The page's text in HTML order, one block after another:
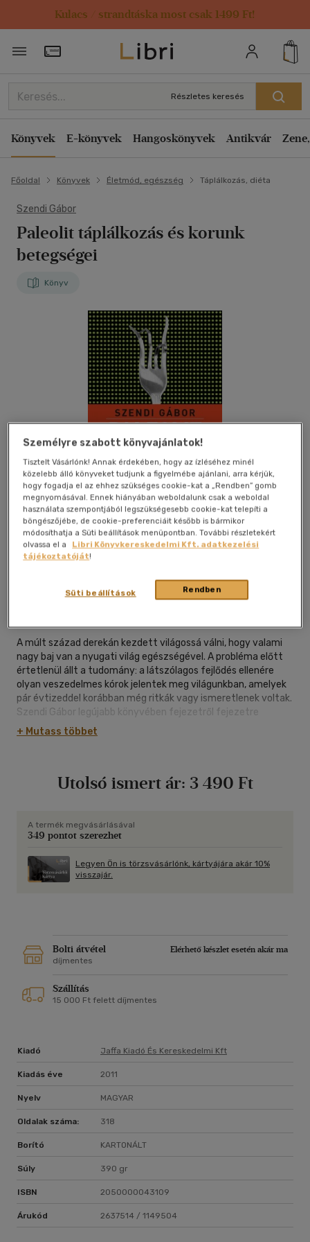
Kulacs / strandtáska most csak 1499 Ft!
Törzsvásárlói Kártya adatai
Részletes keresés
Könyvek E-könyvek Hangoskönyvek Antikvár
Főoldal Könyvek Életmód, egészség Táplálkozás, diéta
Szendi Gábor
Paleolit táplálkozás és korunk
betegségei
Könyv
Kívánságlistához adom Megosztom
Jaffa Kiadó És Kereskedelmi Kft|2011|magyar nyelvű
A múlt század derekán kezdett világossá válni, hogy valami
nagy baj van a nyugati világ egészségével. A probléma előtt
értetlenül állt a tudomány: a látszólagos fejlődés ellenére
olyan veszedelmes kórok jelentek meg világunkban, amelyek
pár évtizeddel korábban még ritkák vagy ismeretlenek voltak.
Szendi Gábor legújabb könyvében fejezetről fejezetre
bontakoznak ki a nyugati civilizáció és egyes betegségek
összefüggései. Ezek a bajok oly réginek tűnnek, hogy
kutatva szinte kivétel nélkül azt tapasztaljuk, hogy
újszerű felismerései teljesen átrendezik az emberről alkotott
képünket: merőben új betegségelméletük érthetővé és
Szendi Gábor e tudományos eredményekre támaszkodva
állítja: mivel a betegségek keletkezésének a táplálkozás az
amelyeknek kritikája is helyt kapott e kötetben - nem is
zavaros prófécia, hanem az ember tudományos alapokon
+ Mutass többet
Utolsó ismert ár: 3 490 Ft
A termék megvásárlásával
349 pontot szerezhet
Legyen Ön is törzsvásárlónk, kártyájára akár 10%
visszajár.
Bolti átvétel
Elérhető készlet esetén akár ma
díjmentes
Szállítás
15 000 Ft felett díjmentes
Kiadó Jaffa Kiadó És Kereskedelmi Kft
Kiadás éve 2011
Nyelv MAGYAR
Oldalak száma: 318
Borító KARTONÁLT
Súly 390 gr
ISBN 2050000043109
Árukód 2637514 / 1149504
Személyre szabott könyvajánlatok!
Tisztelt Vásárlónk! Annak érdekében, hogy az ízléséhez minél
közelebb álló könyveket tudjunk a figyelmébe ajánlani, arra kérjük,
hogy fogadja el az ehhez szükséges cookie-kat a „Rendben” gomb
megnyomásával. Ennek hiányában weboldalunk csak a weboldal
használata szempontjából legszükségesebb cookie-kat telepíti a
böngészőjébe, de cookie-preferenciáit később is bármikor
módosíthatja a Süti beállítások menüpontban. További részletekért
olvassa el a
Libri Könyvkereskedelmi Kft. adatkezelési
tájékoztatóját!
Rendben
Süti beállítások